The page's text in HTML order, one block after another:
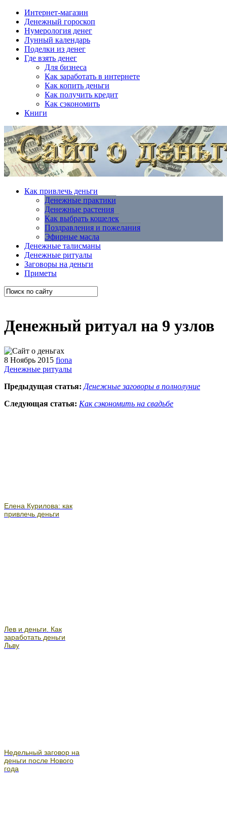
Интернет-магазин
Денежный гороскоп
Нумерология денег
Лунный календарь
Поделки из денег
Где взять денег
Для бизнеса
Как заработать в интернете
Как копить деньги
Как получить кредит
Как сэкономить
Книги
Как привлечь деньги
Денежные практики
Денежные растения
Как выбрать кошелек
Поздравления и пожелания
Эфирные масла
Денежные талисманы
Денежные ритуалы
Заговоры на деньги
Приметы
Денежный ритуал на 9 узлов
8 Ноябрь 2015 fiona
Денежные ритуалы
Предыдущая статья: Денежные заговоры в полнолуние
Следующая статья: Как сэкономить на свадьбе
Елена Курилова: как
привлечь деньги
Лев и деньги. Как
заработать деньги
Льву
Недельный заговор на
деньги после Нового
года